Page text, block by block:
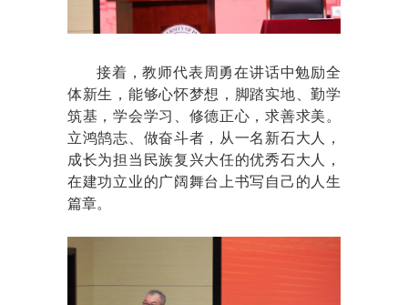
接着，教师代表周勇在讲话中勉励全
体新生，能够心怀梦想，脚踏实地、勤学
筑基，学会学习、修德正心，求善求美。
立鸿鹄志、做奋斗者，从一名新石大人，
成长为担当民族复兴大任的优秀石大人，
在建功立业的广阔舞台上书写自己的人生
篇章。